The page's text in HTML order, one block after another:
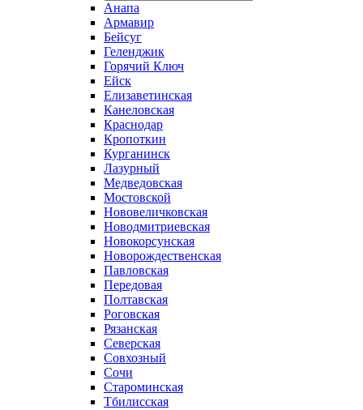
Анапа
Армавир
Бейсуг
Геленджик
Горячий Ключ
Ейск
Елизаветинская
Канеловская
Краснодар
Кропоткин
Курганинск
Лазурный
Медведовская
Мостовской
Нововеличковская
Новодмитриевская
Новокорсунская
Новорождественская
Павловская
Передовая
Полтавская
Роговская
Рязанская
Северская
Совхозный
Сочи
Староминская
Тбилисская